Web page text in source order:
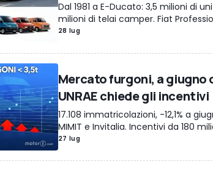
Dal 1981 a E-Ducato: 3,5 milioni di
milioni di telai camper. Fiat
28 lug
Mercato furgoni, a giugno
UNRAE chiede gli incentivi
17.108 immatricolazioni, -12,1% a
MIMIT e Invitalia. Incentivi da 180
27 lug